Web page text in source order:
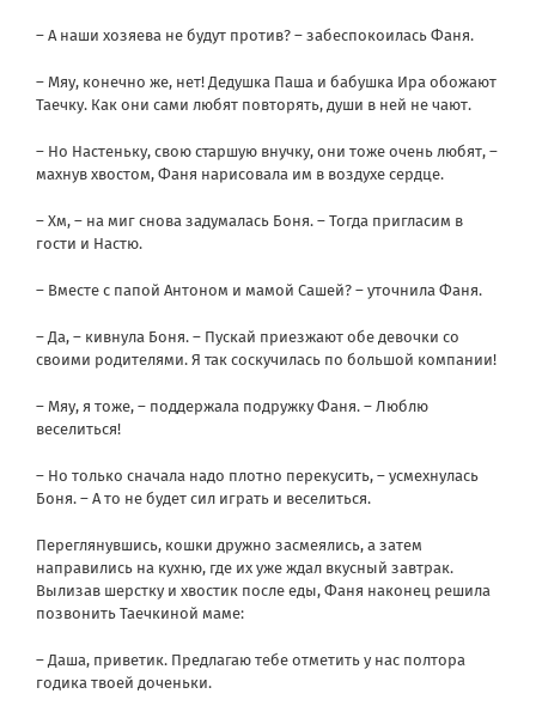
– А наши хозяева не будут против? – забеспокоилась Фаня.
– Мяу, конечно же, нет! Дедушка Паша и бабушка Ира обожают
Таечку. Как они сами любят повторять, души в ней не чают.
– Но Настеньку, свою старшую внучку, они тоже очень любят, –
махнув хвостом, Фаня нарисовала им в воздухе сердце.
– Хм, – на миг снова задумалась Боня. – Тогда пригласим в
гости и Настю.
– Вместе с папой Антоном и мамой Сашей? – уточнила Фаня.
– Да, – кивнула Боня. – Пускай приезжают обе девочки со
своими родителями. Я так соскучилась по большой компании!
– Мяу, я тоже, – поддержала подружку Фаня. – Люблю
веселиться!
– Но только сначала надо плотно перекусить, – усмехнулась
Боня. – А то не будет сил играть и веселиться.
Переглянувшись, кошки дружно засмеялись, а затем
направились на кухню, где их уже ждал вкусный завтрак.
Вылизав шерстку и хвостик после еды, Фаня наконец решила
позвонить Таечкиной маме:
– Даша, приветик. Предлагаю тебе отметить у нас полтора
годика твоей доченьки.